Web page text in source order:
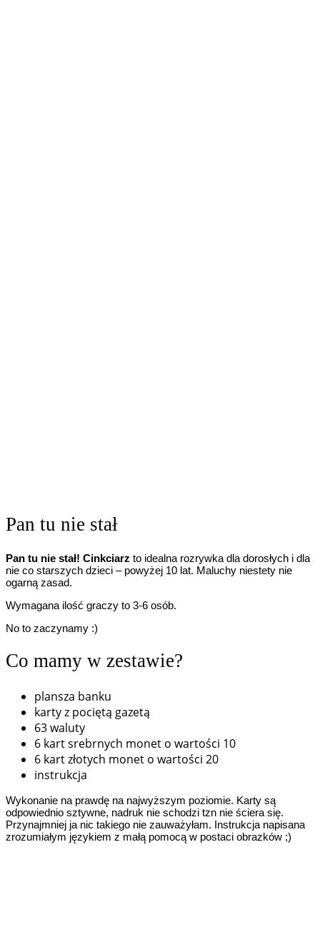
Pan tu nie stał
Pan tu nie stał! Cinkciarz to idealna rozrywka dla dorosłych i dla
nie co starszych dzieci – powyżej 10 lat. Maluchy niestety nie
ogarną zasad.
Wymagana ilość graczy to 3-6 osób.
No to zaczynamy :)
Co mamy w zestawie?
plansza banku
karty z pociętą gazetą
63 waluty
6 kart srebrnych monet o wartości 10
6 kart złotych monet o wartości 20
instrukcja
Wykonanie na prawdę na najwyższym poziomie. Karty są
odpowiednio sztywne, nadruk nie schodzi tzn nie ściera się.
Przynajmniej ja nic takiego nie zauważyłam. Instrukcja napisana
zrozumiałym językiem z małą pomocą w postaci obrazków ;)